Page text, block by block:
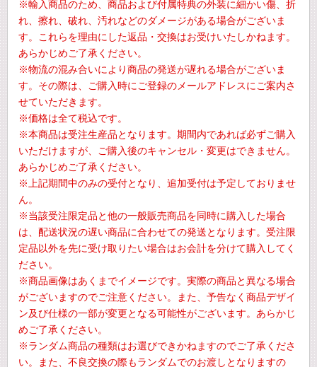
※輸入商品のため、商品および付属特典の外装に細かい傷、折
れ、擦れ、破れ、汚れなどのダメージがある場合がございま
す。これらを理由にした返品・交換はお受けいたしかねます。
あらかじめご了承ください。
※物流の混み合いにより商品の発送が遅れる場合がございま
す。その際は、ご購入時にご登録のメールアドレスにご案内さ
せていただきます。
※価格は全て税込です。
※本商品は受注生産品となります。期間内であれば必ずご購入
いただけますが、ご購入後のキャンセル・変更はできません。
あらかじめご了承ください。
※上記期間中のみの受付となり、追加受付は予定しておりませ
ん。
※当該受注限定品と他の一般販売商品を同時に購入した場合
は、配送状況の遅い商品に合わせての発送となります。受注限
定品以外を先に受け取りたい場合はお会計を分けて購入してく
ださい。
※商品画像はあくまでイメージです。実際の商品と異なる場合
がございますのでご注意ください。また、予告なく商品デザイ
ン及び仕様の一部が変更となる可能性がございます。あらかじ
めご了承ください。
※ランダム商品の種類はお選びできかねますのでご了承くださ
い。また、不良交換の際もランダムでのお渡しとなりますの